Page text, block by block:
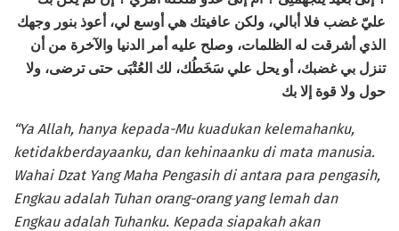
عليّ غضب فلا أبالي، ولكن عافيتك هي أوسع لي، أعوذ بنور وجهك
الذي أشرقت له الظلمات، وصلح عليه أمر الدنيا والآخرة من أن
تنزل بي غضبك، أو يحل علي سَخَطُك، لك العُتْبَى حتى ترضى، ولا
حول ولا قوة إلا بك
“Ya Allah, hanya kepada-Mu kuadukan kelemahanku,
ketidakberdayaanku, dan kehinaanku di mata manusia.
Wahai Dzat Yang Maha Pengasih di antara para pengasih,
Engkau adalah Tuhan orang-orang yang lemah dan
Engkau adalah Tuhanku. Kepada siapakah akan